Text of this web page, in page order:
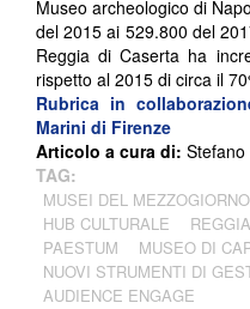
Museo archeologico di
del 2015 ai 529.800 del
Reggia di Caserta ha
rispetto al 2015 di circa il
Rubrica in
Marini di Firenze
Articolo a cura di: Stefano
TAG:
MUSEI DEL MEZZOGIORNO
HUB CULTURALE
PAESTUM
MUSEO DI
NUOVI STRUMENTI DI
AUDIENCE ENGAGE